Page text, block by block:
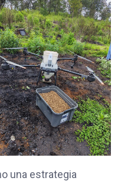
una estrategia